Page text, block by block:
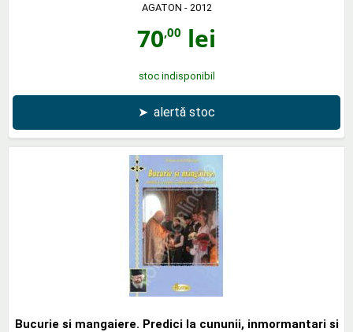
AGATON - 2012
70,00 lei
stoc indisponibil
➤ alertă stoc
Bucurie si mangaiere. Predici la cununii, inmormantari si